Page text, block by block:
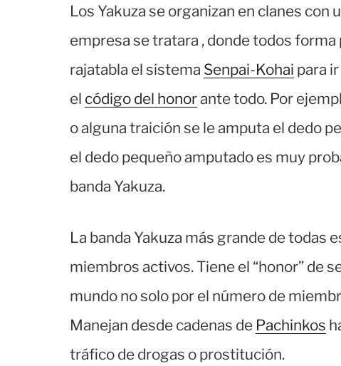
Los Yakuza se organizan en clanes
empresa se tratara , donde todos forma
rajatabla el sistema Senpai-Kohai para
el código del honorante todo. Por
o alguna traición se le amputa el dedo
el dedo pequeño amputado es muy
banda Yakuza.
La banda Yakuza más grande de
miembros activos. Tiene el “honor” de
mundo no solo por el número de
Manejan desde cadenas de Pachinkos
tráfico de drogas o prostitución.